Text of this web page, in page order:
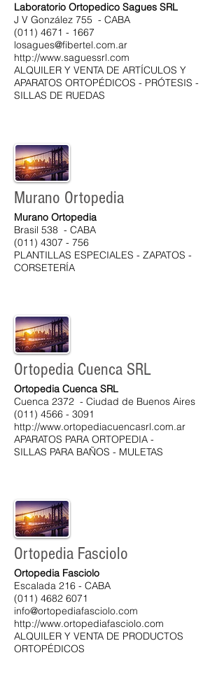
Laboratorio Ortopedico Sagues SRL
J V González 755 - CABA
(011) 4671 - 1667
losagues@fibertel.com.ar
http://www.saguessrl.com
ALQUILER Y VENTA DE ARTÍCULOS Y
APARATOS ORTOPÉDICOS - PRÓTESIS -
SILLAS DE RUEDAS
Murano Ortopedia
Murano Ortopedia
Brasil 538 - CABA
(011) 4307 - 756
PLANTILLAS ESPECIALES - ZAPATOS -
CORSETERÍA
Ortopedia Cuenca SRL
Ortopedia Cuenca SRL
Cuenca 2372 - Ciudad de Buenos Aires
(011) 4566 - 3091
http://www.ortopediacuencasrl.com.ar
APARATOS PARA ORTOPEDIA -
SILLAS PARA BAÑOS - MULETAS
Ortopedia Fasciolo
Ortopedia Fasciolo
Escalada 216 - CABA
(011) 4682 6071
info@ortopediafasciolo.com
http://www.ortopediafasciolo.com
ALQUILER Y VENTA DE PRODUCTOS
ORTOPÉDICOS